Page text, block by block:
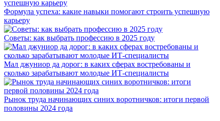
Формула успеха: какие навыки помогают строить успешную
карьеру
Советы: как выбрать профессию в 2025 году
Мал джуниор да дорог: в каких сферах востребованы и
сколько зарабатывают молодые ИТ-специалисты
Рынок труда начинающих синих воротничков: итоги первой
половины 2024 года